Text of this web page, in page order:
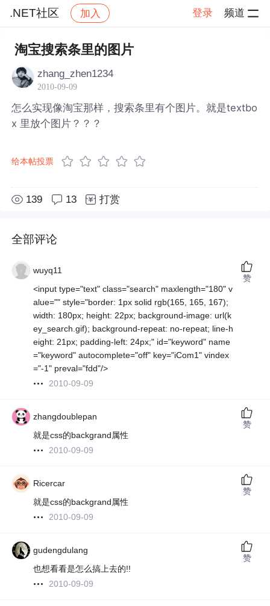
.NET社区 加入 登录 频道
社区 .NET社区 帖子详情
淘宝搜索条里的图片
zhang_zhen1234
2010-09-09
怎么实现像淘宝那样，搜索条里有个图片。就是textbo
x 里放个图片？？？
给本帖投票
139 13 打赏
全部评论
wuyq11
<input type="text" class="search" maxlength="180" v
alue="" style="border: 1px solid rgb(165, 165, 167);
width: 180px; height: 22px; background-image: url(k
ey_search.gif); background-repeat: no-repeat; line-h
eight: 21px; padding-left: 24px;" id="keyword" name
="keyword" autocomplete="off" key="iCom1" vindex
="-1" preval="fdd"/>
2010-09-09
赞
zhangdoublepan
就是css的backgrand属性
2010-09-09
赞
Ricercar
就是css的backgrand属性
2010-09-09
赞
gudengdulang
也想看看是怎么搞上去的!!
2010-09-09
赞